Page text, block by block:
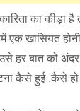
का कीड़ा है
खासियत होनी
उसे हर बात को
कैसे हुई ,कैसे